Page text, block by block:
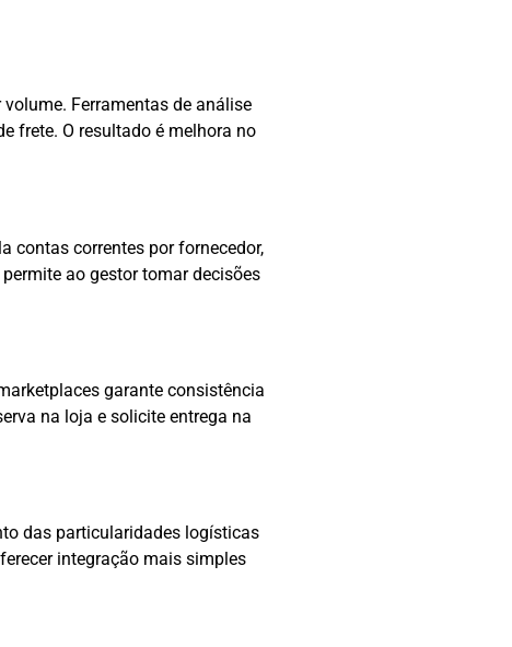
Ferramentas de análise
frete. O resultado é melhora no
contas correntes por fornecedor,
ao gestor tomar decisões
garante consistência
na loja e solicite entrega na
das particularidades logísticas
integração mais simples